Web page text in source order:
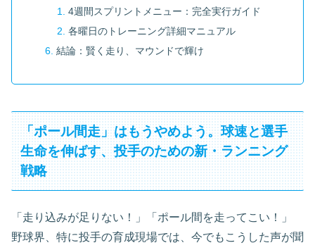
4週間スプリントメニュー：完全実行ガイド
各曜日のトレーニング詳細マニュアル
結論：賢く走り、マウンドで輝け
「ポール間走」はもうやめよう。球速と選手
生命を伸ばす、投手のための新・ランニング
戦略
「走り込みが足りない！」「ポール間を走ってこい！」
野球界、特に投手の育成現場では、今でもこうした声が聞